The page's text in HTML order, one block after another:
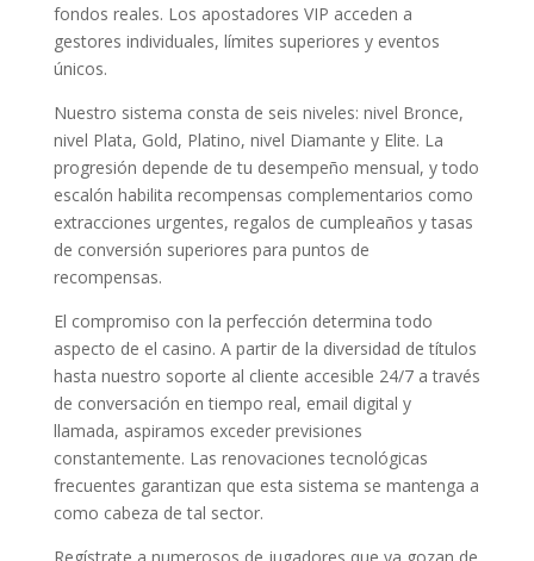
fondos reales. Los apostadores VIP acceden a
gestores individuales, límites superiores y eventos
únicos.
Nuestro sistema consta de seis niveles: nivel Bronce,
nivel Plata, Gold, Platino, nivel Diamante y Elite. La
progresión depende de tu desempeño mensual, y todo
escalón habilita recompensas complementarios como
extracciones urgentes, regalos de cumpleaños y tasas
de conversión superiores para puntos de
recompensas.
El compromiso con la perfección determina todo
aspecto de el casino. A partir de la diversidad de títulos
hasta nuestro soporte al cliente accesible 24/7 a través
de conversación en tiempo real, email digital y
llamada, aspiramos exceder previsiones
constantemente. Las renovaciones tecnológicas
frecuentes garantizan que esta sistema se mantenga a
como cabeza de tal sector.
Regístrate a numerosos de jugadores que ya gozan de